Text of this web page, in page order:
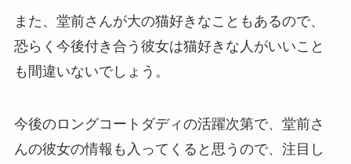
また、堂前さんが大の猫好きなこともあるので、
恐らく今後付き合う彼女は猫好きな人がいいこと
も間違いないでしょう。
今後のロングコートダディの活躍次第で、堂前さ
んの彼女の情報も入ってくると思うので、注目し